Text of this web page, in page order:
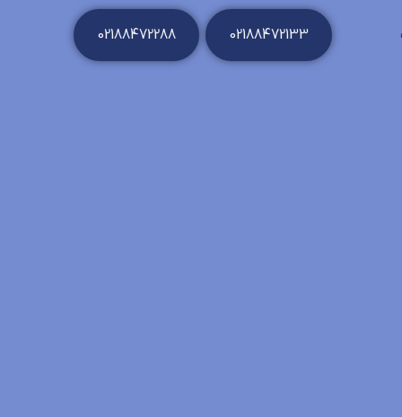
02188472133
02188472288